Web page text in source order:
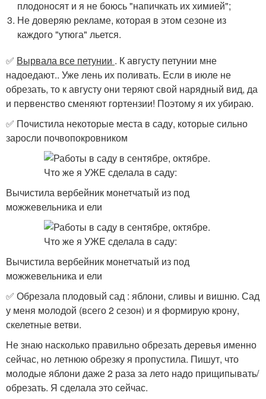
плодоносят и я не боюсь "напичкать их химией";
Не доверяю рекламе, которая в этом сезоне из
каждого "утюга" льется.
✅ Вырвала все петунии . К августу петунии мне
надоедают.. Уже лень их поливать. Если в июле не
обрезать, то к августу они теряют свой нарядный вид, да
и первенство сменяют гортензии! Поэтому я их убираю.
✅ Почистила некоторые места в саду, которые сильно
заросли почвопокровником
Вычистила вербейник монетчатый из под
можжевельника и ели
Вычистила вербейник монетчатый из под
можжевельника и ели
✅ Обрезала плодовый сад : яблони, сливы и вишню. Сад
у меня молодой (всего 2 сезон) и я формирую крону,
скелетные ветви.
Не знаю насколько правильно обрезать деревья именно
сейчас, но летнюю обрезку я пропустила. Пишут, что
молодые яблони даже 2 раза за лето надо прищипывать/
обрезать. Я сделала это сейчас.